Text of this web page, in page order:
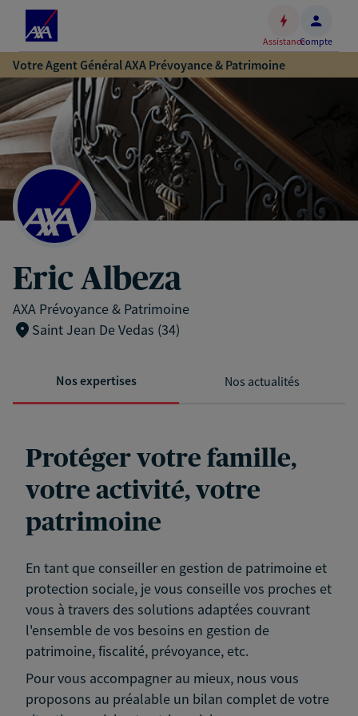
Accéder
au
contenu
principal
Accéder
au
pied
de
page
AssistanceCompte
Votre Agent Général AXA Prévoyance & Patrimoine
Eric Albeza
AXA Prévoyance & Patrimoine
Saint Jean De Vedas (34)
Nos expertises Nos actualités
Protéger votre famille,
votre activité, votre
patrimoine
En tant que conseiller en gestion de patrimoine et
protection sociale, je vous conseille vos proches et
vous à travers des solutions adaptées couvrant
l'ensemble de vos besoins en gestion de
patrimoine, fiscalité, prévoyance, etc.
Pour vous accompagner au mieux, nous vous
proposons au préalable un bilan complet de votre